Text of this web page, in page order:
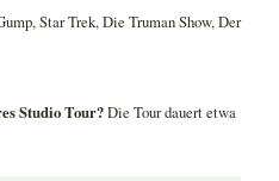
Star Trek, Die Truman Show, Der
Studio Tour?Die Tour dauert etwa